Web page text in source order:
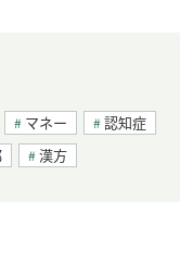
マネー
認知症
漢方